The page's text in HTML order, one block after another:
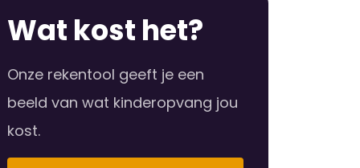
Wat kost het?
Onze rekentool geeft je een
beeld van wat kinderopvang jou
kost.